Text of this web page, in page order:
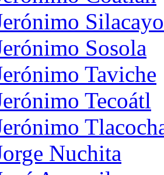
Sosola
Taviche
Tecoátl
Nuchita